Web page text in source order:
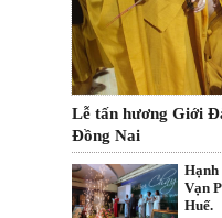
Lễ tấn hương Giới
Đồng Nai
Hạnh
Vạn
Huế.